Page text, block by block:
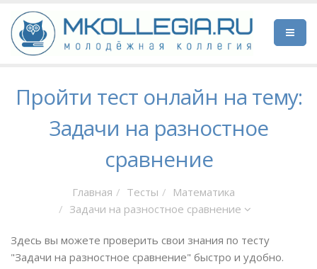
Пройти тест онлайн на тему:
Задачи на разностное
сравнение
Главная Тесты
Математика
Задачи на разностное сравнение
Здесь вы можете проверить свои знания по тесту
"Задачи на разностное сравнение" быстро и удобно.